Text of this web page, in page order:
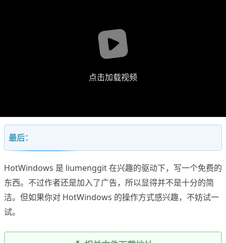
点击加载视频
最后：
HotWindows 是 liumenggit 在兴趣的驱动下，写一个免费的
东西。不过作者还是加入了广告，所以显得并不是十分的简
洁。但如果你对 HotWindows 的操作方式感兴趣，不妨试一
试。